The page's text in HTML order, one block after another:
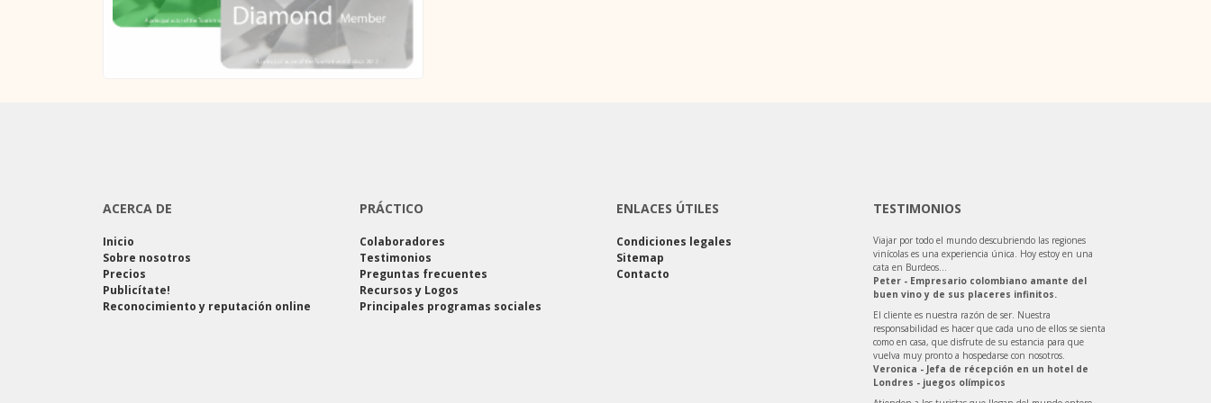
ACERCA DE
Inicio
Sobre nosotros
Precios
Publicítate!
Reconocimiento y reputación online
PRÁCTICO
Colaboradores
Testimonios
Preguntas frecuentes
Recursos y Logos
Principales programas sociales
ENLACES ÚTILES
Condiciones legales
Sitemap
Contacto
TESTIMONIOS
Viajar por todo el mundo descubriendo las regiones
vinícolas es una experiencia única. Hoy estoy en una
cata en Burdeos…
Peter - Empresario colombiano amante del
buen vino y de sus placeres infinitos.
El cliente es nuestra razón de ser. Nuestra
responsabilidad es hacer que cada uno de ellos se sienta
como en casa, que disfrute de su estancia para que
vuelva muy pronto a hospedarse con nosotros.
Veronica - Jefa de récepción en un hotel de
Londres - juegos olímpicos